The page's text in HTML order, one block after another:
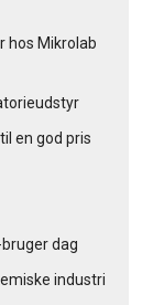
hos Mikrolab
en god pris
dag
industri